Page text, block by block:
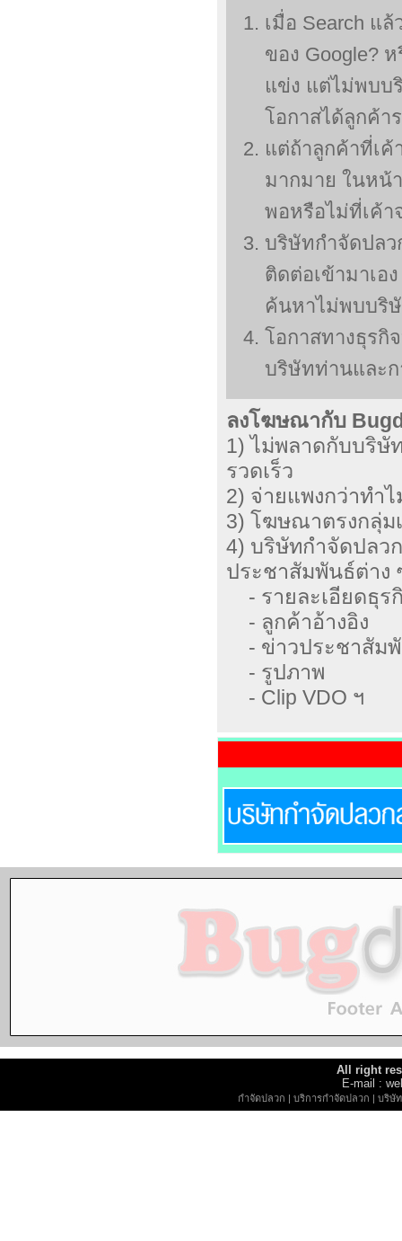
เมื่อ Search แ
ของ Google?
แข่ง แต่ไม่พบบ
โอกาสได้ลูกค้า
แต่ถ้าลูกค้าที่เ
มากมาย ในหน้
พอหรือไม่ที่เค้า
บริษัทกำจัดปลว
ติดต่อเข้ามาเอ
ค้นหาไม่พบบริ
โอกาสทางธุรกิ
บริษัทท่านและก
ลงโฆษณากับ
1) ไม่พลาดกับบริษั
รวดเร็ว
2) จ่ายแพงกว่าทำ
3) โฆษณาตรงกลุ่ม
4) บริษัทกำจัดปลว
ประชาสัมพันธ์ต่าง
- รายละเอียดธุร
- ลูกค้าอ้างอิง
- ข่าวประชาสั
- รูปภาพ
- Clip VDO ฯ
All right
E-mail :
กำจัดปลวก |บริการกำจัดปลวก |บริษั